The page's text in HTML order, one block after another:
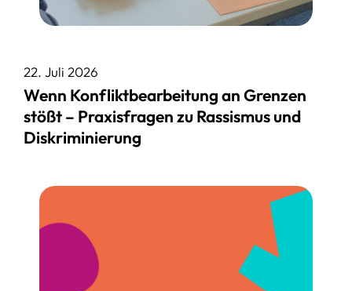
22. Juli 2026
Wenn Konfliktbearbeitung an Grenzen
stößt – Praxisfragen zu Rassismus und
Diskriminierung